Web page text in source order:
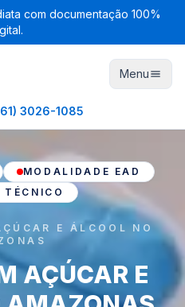
com documentação 100%
Menu
3026-1085
MODALIDADE EAD
TÉCNICO
E ÁLCOOL NO
AÇÚCAR E